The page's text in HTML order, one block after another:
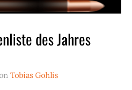
des Jahres
Tobias Gohlis